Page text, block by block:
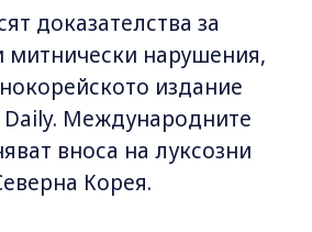
доказателства за
митнически нарушения,
издание
Daily. Международните
вноса на луксозни
Корея.